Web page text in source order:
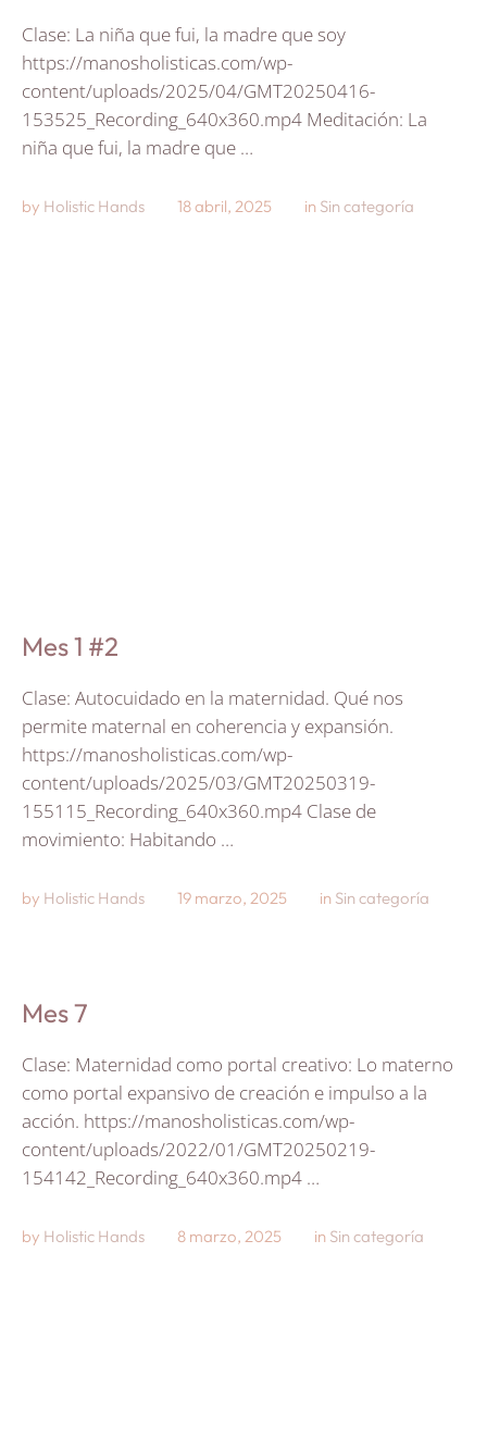
Clase: La niña que fui, la madre que soy
https://manosholisticas.com/wp-
content/uploads/2025/04/GMT20250416-
153525_Recording_640x360.mp4 Meditación: La
niña que fui, la madre que …
by Holistic Hands 18 abril, 2025 in Sin categoría
Mes 1 #2
Clase: Autocuidado en la maternidad. Qué nos
permite maternal en coherencia y expansión.
https://manosholisticas.com/wp-
content/uploads/2025/03/GMT20250319-
155115_Recording_640x360.mp4 Clase de
movimiento: Habitando …
by Holistic Hands 19 marzo, 2025 in Sin categoría
Mes 7
Clase: Maternidad como portal creativo: Lo materno
como portal expansivo de creación e impulso a la
acción. https://manosholisticas.com/wp-
content/uploads/2022/01/GMT20250219-
154142_Recording_640x360.mp4 …
by Holistic Hands 8 marzo, 2025 in Sin categoría